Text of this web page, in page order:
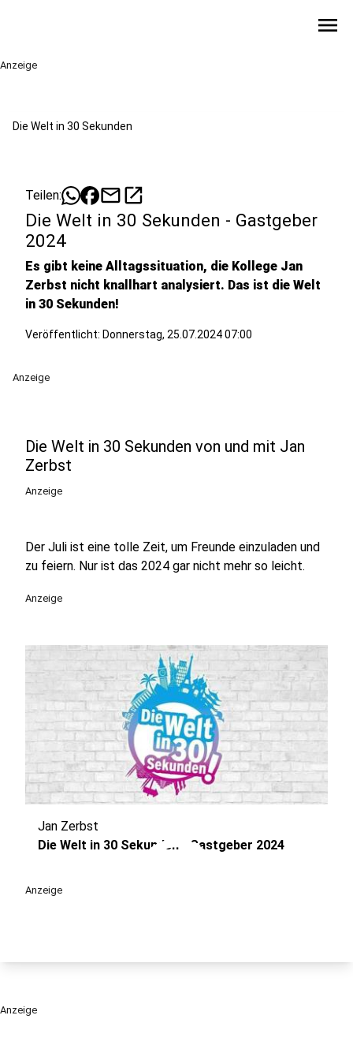
menu
Anzeige
Die Welt in 30 Sekunden
Teilen: mailopen_in_new
Die Welt in 30 Sekunden - Gastgeber
2024
Es gibt keine Alltagssituation, die Kollege Jan
Zerbst nicht knallhart analysiert. Das ist die Welt
in 30 Sekunden!
Veröffentlicht: Donnerstag, 25.07.2024 07:00
Anzeige
Die Welt in 30 Sekunden von und mit Jan
Zerbst
Anzeige
Der Juli ist eine tolle Zeit, um Freunde einzuladen und
zu feiern. Nur ist das 2024 gar nicht mehr so leicht.
Anzeige
play_circle
Jan Zerbst
Die Welt in 30 Sekunden - Gastgeber 2024
Anzeige
Anzeige